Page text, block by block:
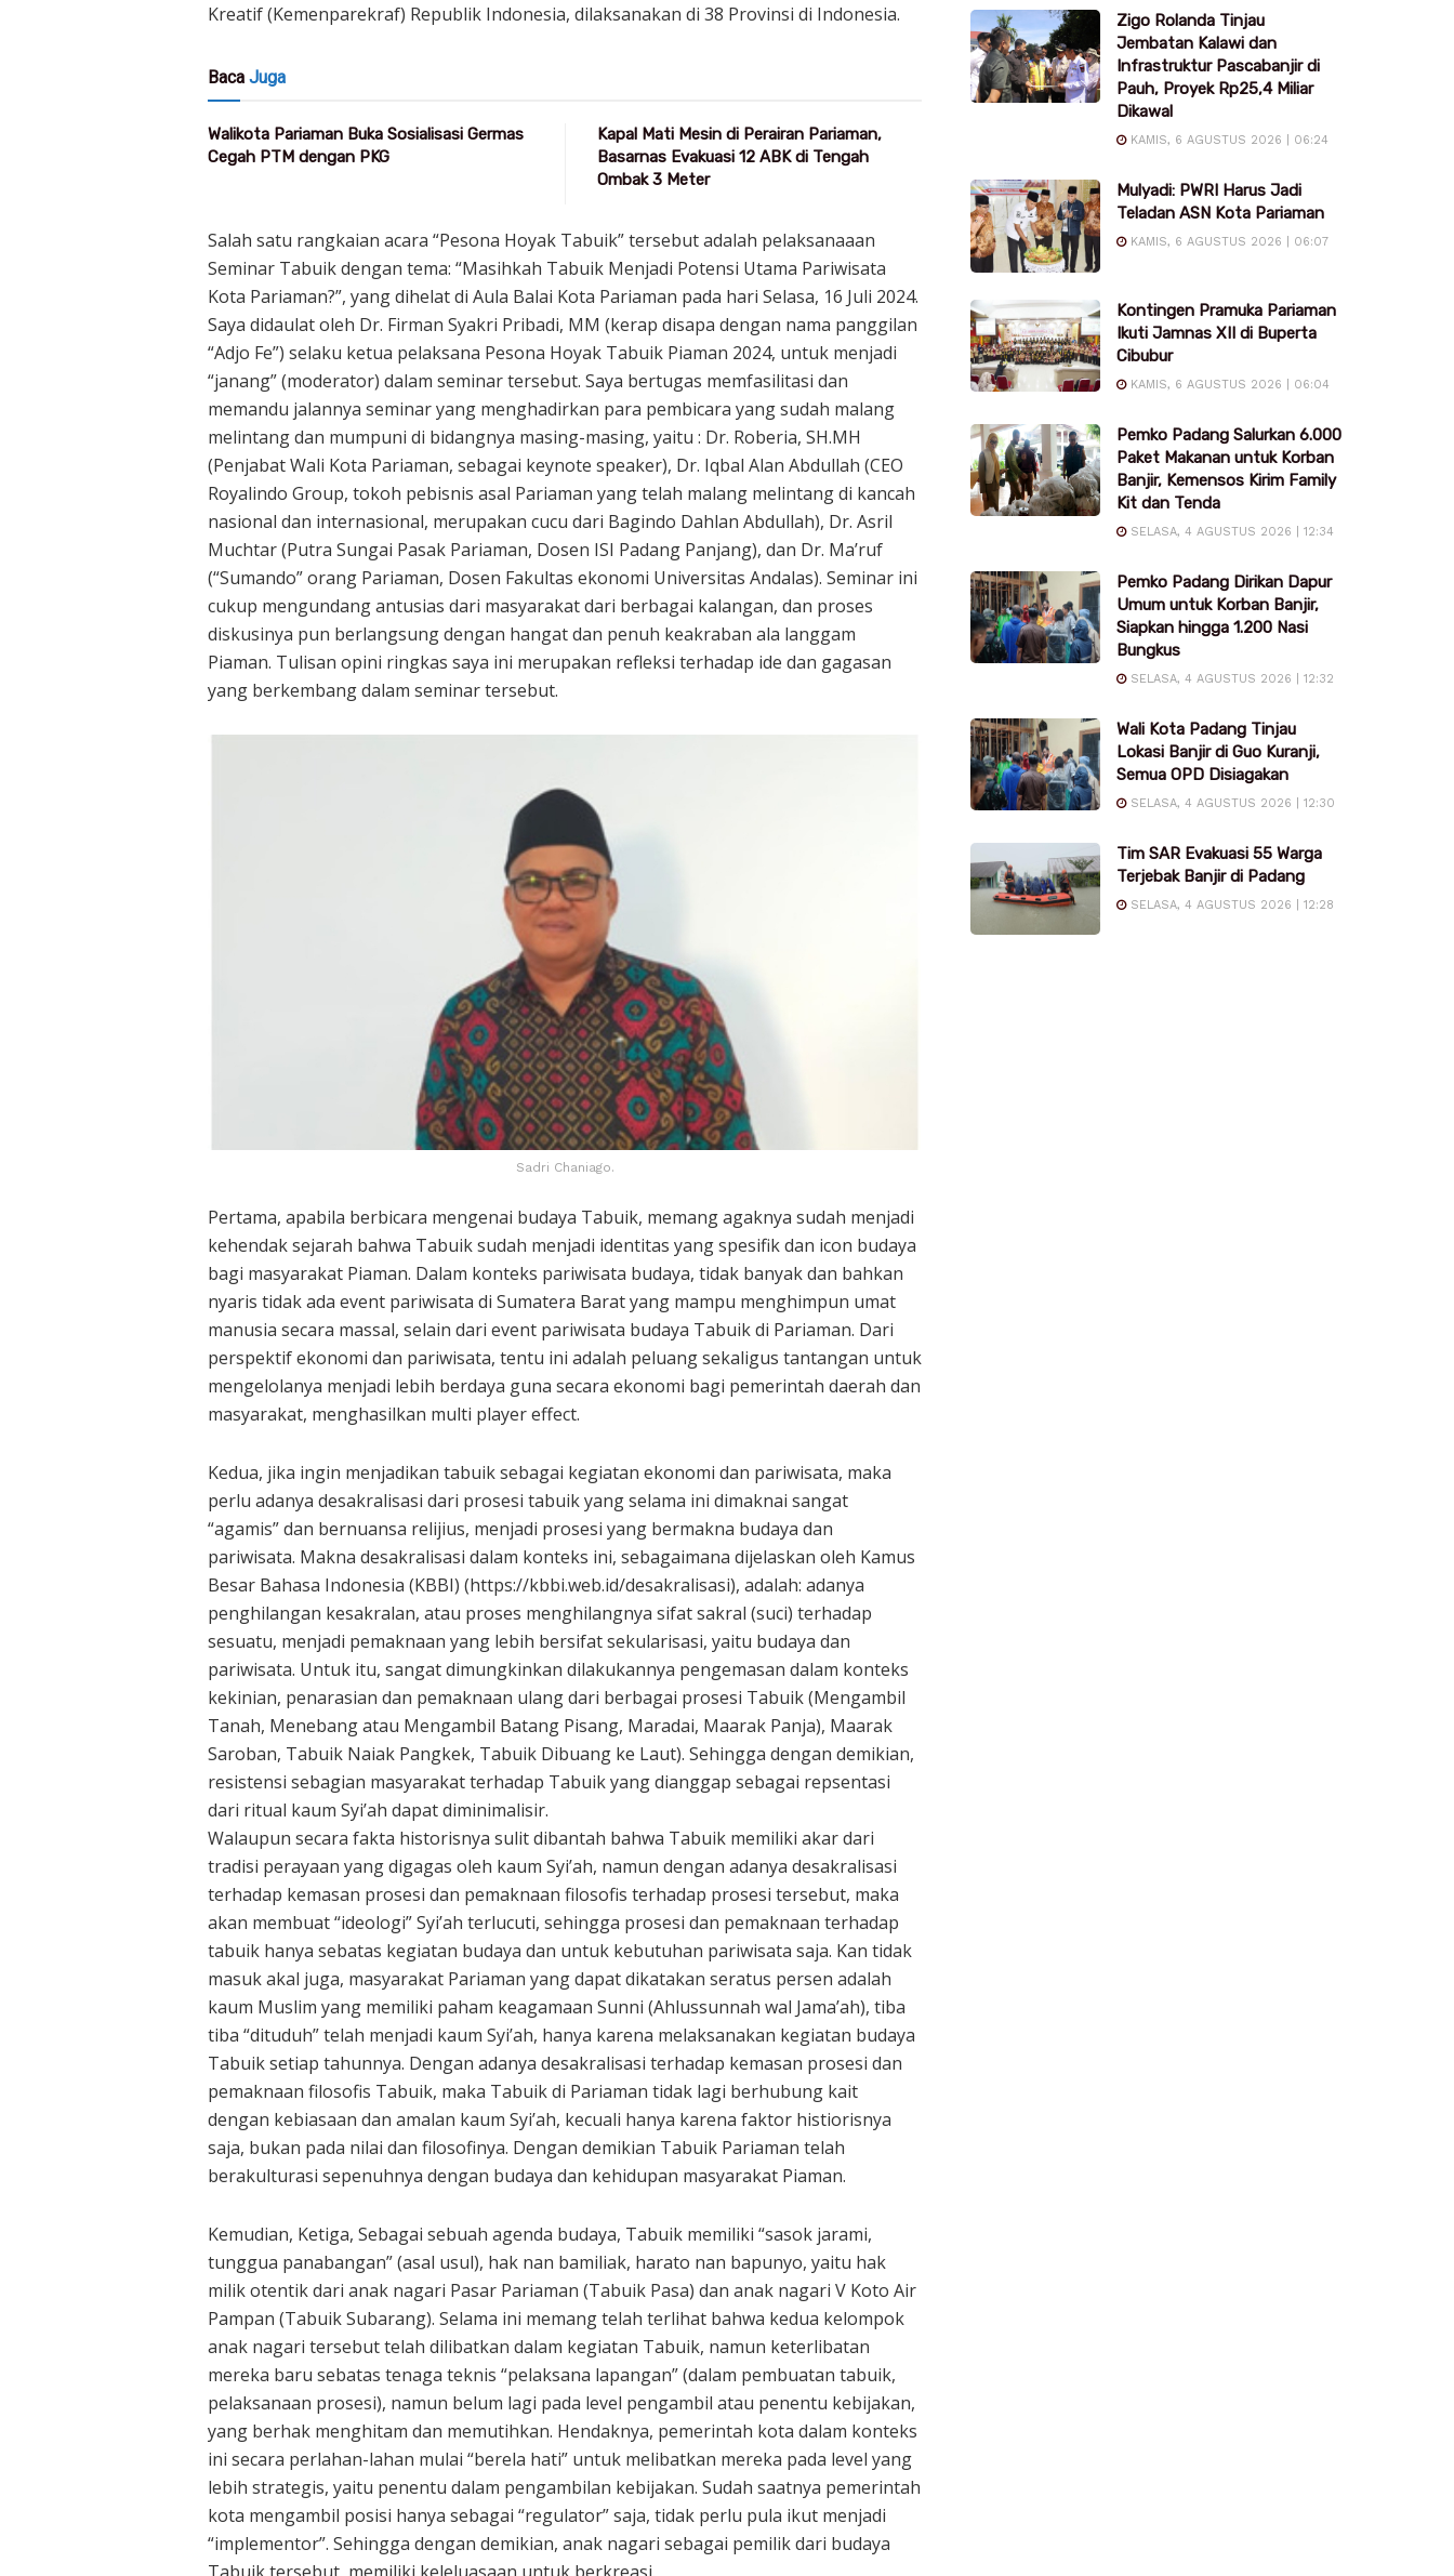
Kreatif (Kemenparekraf) Republik Indonesia, dilaksanakan di 38 Provinsi di Indonesia.
Baca Juga
Walikota Pariaman Buka Sosialisasi Germas
Cegah PTM dengan PKG
Kapal Mati Mesin di Perairan Pariaman,
Basarnas Evakuasi 12 ABK di Tengah
Ombak 3 Meter
Salah satu rangkaian acara “Pesona Hoyak Tabuik” tersebut adalah pelaksanaaan
Seminar Tabuik dengan tema: “Masihkah Tabuik Menjadi Potensi Utama Pariwisata
Kota Pariaman?”, yang dihelat di Aula Balai Kota Pariaman pada hari Selasa, 16 Juli 2024.
Saya didaulat oleh Dr. Firman Syakri Pribadi, MM (kerap disapa dengan nama panggilan
“Adjo Fe”) selaku ketua pelaksana Pesona Hoyak Tabuik Piaman 2024, untuk menjadi
“janang” (moderator) dalam seminar tersebut. Saya bertugas memfasilitasi dan
memandu jalannya seminar yang menghadirkan para pembicara yang sudah malang
melintang dan mumpuni di bidangnya masing-masing, yaitu : Dr. Roberia, SH.MH
(Penjabat Wali Kota Pariaman, sebagai keynote speaker), Dr. Iqbal Alan Abdullah (CEO
Royalindo Group, tokoh pebisnis asal Pariaman yang telah malang melintang di kancah
nasional dan internasional, merupakan cucu dari Bagindo Dahlan Abdullah), Dr. Asril
Muchtar (Putra Sungai Pasak Pariaman, Dosen ISI Padang Panjang), dan Dr. Ma’ruf
(“Sumando” orang Pariaman, Dosen Fakultas ekonomi Universitas Andalas). Seminar ini
cukup mengundang antusias dari masyarakat dari berbagai kalangan, dan proses
diskusinya pun berlangsung dengan hangat dan penuh keakraban ala langgam
Piaman. Tulisan opini ringkas saya ini merupakan refleksi terhadap ide dan gagasan
yang berkembang dalam seminar tersebut.
Sadri Chaniago.
Pertama, apabila berbicara mengenai budaya Tabuik, memang agaknya sudah menjadi
kehendak sejarah bahwa Tabuik sudah menjadi identitas yang spesifik dan icon budaya
bagi masyarakat Piaman. Dalam konteks pariwisata budaya, tidak banyak dan bahkan
nyaris tidak ada event pariwisata di Sumatera Barat yang mampu menghimpun umat
manusia secara massal, selain dari event pariwisata budaya Tabuik di Pariaman. Dari
perspektif ekonomi dan pariwisata, tentu ini adalah peluang sekaligus tantangan untuk
mengelolanya menjadi lebih berdaya guna secara ekonomi bagi pemerintah daerah dan
masyarakat, menghasilkan multi player effect.
Kedua, jika ingin menjadikan tabuik sebagai kegiatan ekonomi dan pariwisata, maka
perlu adanya desakralisasi dari prosesi tabuik yang selama ini dimaknai sangat
“agamis” dan bernuansa relijius, menjadi prosesi yang bermakna budaya dan
pariwisata. Makna desakralisasi dalam konteks ini, sebagaimana dijelaskan oleh Kamus
Besar Bahasa Indonesia (KBBI) (https://kbbi.web.id/desakralisasi), adalah: adanya
penghilangan kesakralan, atau proses menghilangnya sifat sakral (suci) terhadap
sesuatu, menjadi pemaknaan yang lebih bersifat sekularisasi, yaitu budaya dan
pariwisata. Untuk itu, sangat dimungkinkan dilakukannya pengemasan dalam konteks
kekinian, penarasian dan pemaknaan ulang dari berbagai prosesi Tabuik (Mengambil
Tanah, Menebang atau Mengambil Batang Pisang, Maradai, Maarak Panja), Maarak
Saroban, Tabuik Naiak Pangkek, Tabuik Dibuang ke Laut). Sehingga dengan demikian,
resistensi sebagian masyarakat terhadap Tabuik yang dianggap sebagai repsentasi
dari ritual kaum Syi’ah dapat diminimalisir.
Walaupun secara fakta historisnya sulit dibantah bahwa Tabuik memiliki akar dari
tradisi perayaan yang digagas oleh kaum Syi’ah, namun dengan adanya desakralisasi
terhadap kemasan prosesi dan pemaknaan filosofis terhadap prosesi tersebut, maka
akan membuat “ideologi” Syi’ah terlucuti, sehingga prosesi dan pemaknaan terhadap
tabuik hanya sebatas kegiatan budaya dan untuk kebutuhan pariwisata saja. Kan tidak
masuk akal juga, masyarakat Pariaman yang dapat dikatakan seratus persen adalah
kaum Muslim yang memiliki paham keagamaan Sunni (Ahlussunnah wal Jama’ah), tiba
tiba “dituduh” telah menjadi kaum Syi’ah, hanya karena melaksanakan kegiatan budaya
Tabuik setiap tahunnya. Dengan adanya desakralisasi terhadap kemasan prosesi dan
pemaknaan filosofis Tabuik, maka Tabuik di Pariaman tidak lagi berhubung kait
dengan kebiasaan dan amalan kaum Syi’ah, kecuali hanya karena faktor histiorisnya
saja, bukan pada nilai dan filosofinya. Dengan demikian Tabuik Pariaman telah
berakulturasi sepenuhnya dengan budaya dan kehidupan masyarakat Piaman.
Kemudian, Ketiga, Sebagai sebuah agenda budaya, Tabuik memiliki “sasok jarami,
tunggua panabangan” (asal usul), hak nan bamiliak, harato nan bapunyo, yaitu hak
milik otentik dari anak nagari Pasar Pariaman (Tabuik Pasa) dan anak nagari V Koto Air
Pampan (Tabuik Subarang). Selama ini memang telah terlihat bahwa kedua kelompok
anak nagari tersebut telah dilibatkan dalam kegiatan Tabuik, namun keterlibatan
mereka baru sebatas tenaga teknis “pelaksana lapangan” (dalam pembuatan tabuik,
pelaksanaan prosesi), namun belum lagi pada level pengambil atau penentu kebijakan,
yang berhak menghitam dan memutihkan. Hendaknya, pemerintah kota dalam konteks
ini secara perlahan-lahan mulai “berela hati” untuk melibatkan mereka pada level yang
lebih strategis, yaitu penentu dalam pengambilan kebijakan. Sudah saatnya pemerintah
kota mengambil posisi hanya sebagai “regulator” saja, tidak perlu pula ikut menjadi
“implementor”. Sehingga dengan demikian, anak nagari sebagai pemilik dari budaya
Tabuik tersebut, memiliki keleluasaan untuk berkreasi.
Zigo Rolanda Tinjau
Jembatan Kalawi dan
Infrastruktur Pascabanjir di
Pauh, Proyek Rp25,4 Miliar
Dikawal
KAMIS, 6 AGUSTUS 2026 | 06:24
Mulyadi: PWRI Harus Jadi
Teladan ASN Kota Pariaman
KAMIS, 6 AGUSTUS 2026 | 06:07
Kontingen Pramuka Pariaman
Ikuti Jamnas XII di Buperta
Cibubur
KAMIS, 6 AGUSTUS 2026 | 06:04
Pemko Padang Salurkan 6.000
Paket Makanan untuk Korban
Banjir, Kemensos Kirim Family
Kit dan Tenda
SELASA, 4 AGUSTUS 2026 | 12:34
Pemko Padang Dirikan Dapur
Umum untuk Korban Banjir,
Siapkan hingga 1.200 Nasi
Bungkus
SELASA, 4 AGUSTUS 2026 | 12:32
Wali Kota Padang Tinjau
Lokasi Banjir di Guo Kuranji,
Semua OPD Disiagakan
SELASA, 4 AGUSTUS 2026 | 12:30
Tim SAR Evakuasi 55 Warga
Terjebak Banjir di Padang
SELASA, 4 AGUSTUS 2026 | 12:28